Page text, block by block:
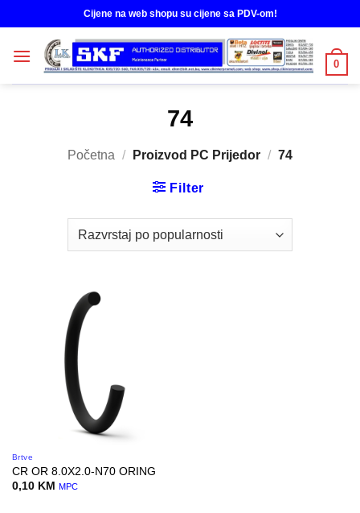
to
content
Cijene na web shopu su cijene sa PDV-om!
0
74
Početna / Proizvod PC Prijedor / 74
Filter
Brtve
CR OR 8.0X2.0-N70 ORING
0,10 KM MPC